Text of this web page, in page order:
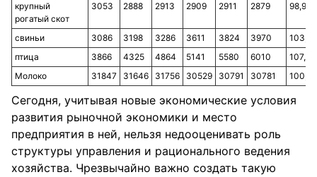
крупный
рогатый скот
3053 2888 2913 2909 2911 2879 98,9
свиньи 3086 3198 3286 3611 3824 3970
103,8
птица
3866 4325 4864 5141 5580 6010
107,7
Молоко
31847 31646 31756 30529 30791 30781 100,0
Сегодня, учитывая новые экономические условия
развития рыночной экономики и место
предприятия в ней, нельзя недооценивать роль
структуры управления и рационального ведения
хозяйства. Чрезвычайно важно создать такую